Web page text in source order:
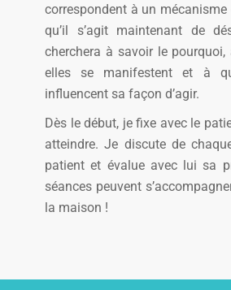
correspondent à un mécanisme
qu’il s’agit maintenant de
cherchera à savoir le
elles se manifestent et à
influencent sa façon d’agir.
Dès le début, je fixe avec le
atteindre. Je discute de
patient et évalue avec lui sa
séances peuvent
la maison !